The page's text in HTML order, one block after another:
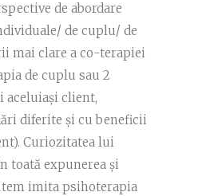
de abordare
de cuplu/ de
mai clare a co-terapiei
de cuplu sau 2
client,
diferite și cu beneficii
Curiozitatea lui
toată expunerea și
imita psihoterapia